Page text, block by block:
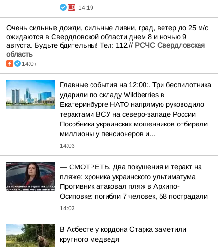
14:19
Очень сильные дожди, сильные ливни, град, ветер до 25 м/с
ожидаются в Свердловской области днем 8 и ночью 9
августа. Будьте бдительны! Тел: 112.// РСЧС Свердловская
область
14:07
Главные события на 12:00:. Три беспилотника
ударили по складу Wildberries в
Екатеринбурге НАТО напрямую руководило
терактами ВСУ на северо-западе России
Пособники украинских мошенников отбирали
миллионы у пенсионеров и...
14:03
— СМОТРЕТЬ. Два покушения и теракт на
пляже: хроника украинского ультиматума
Противник атаковал пляж в Архипо-
Осиповке: погибли 7 человек, 58 пострадали
14:03
В Асбесте у кордона Старка заметили
крупного медведя